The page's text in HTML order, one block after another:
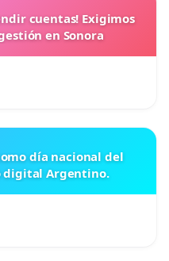
cuentas! Exigimos
en Sonora
día nacional del
digital Argentino.